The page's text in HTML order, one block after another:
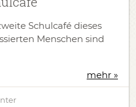
Schulcafé dieses
Menschen sind
mehr »